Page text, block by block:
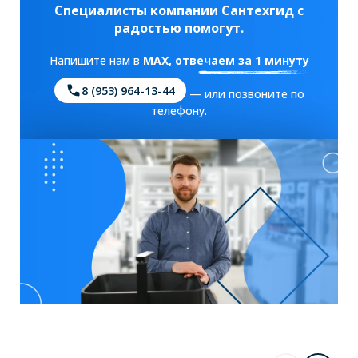
Специалисты компании Сантехгид с
радостью помогут.
Напишите нам в MAX, отвечаем за 1 минуту
8 (953) 964-13-44
— или позвоните по
телефону.